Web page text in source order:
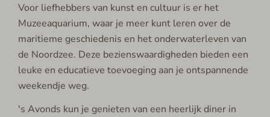
Voor liefhebbers van kunst en cultuur is er het
Muzeeaquarium, waar je meer kunt leren over de
maritieme geschiedenis en het onderwaterleven van
de Noordzee. Deze bezienswaardigheden bieden een
leuke en educatieve toevoeging aan je ontspannende
weekendje weg.
's Avonds kun je genieten van een heerlijk diner in